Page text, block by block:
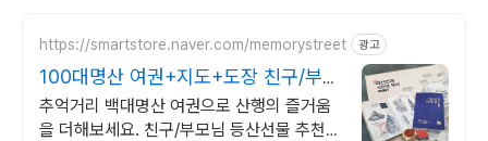
https://smartstore.naver.com/memorystreet 광고
100대명산 여권+지도+도장 친구/부모
님 등산선물로 추천
추억거리 백대명산 여권으로 산행의 즐거움
을 더해보세요. 친구/부모님 등산선물 추천